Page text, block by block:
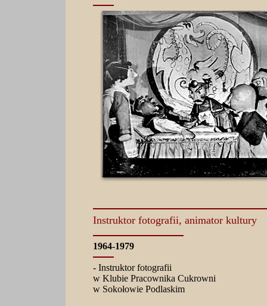
Instruktor fotografii, animator kultury
1964-1979
- Instruktor fotografii
w Klubie Pracownika Cukrowni
w Sokołowie Podlaskim